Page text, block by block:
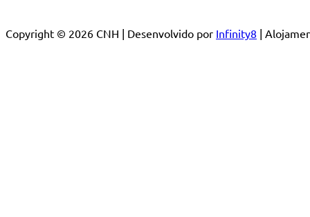
Copyright © 2026 CNH | Desenvolvido por Infinity8 |